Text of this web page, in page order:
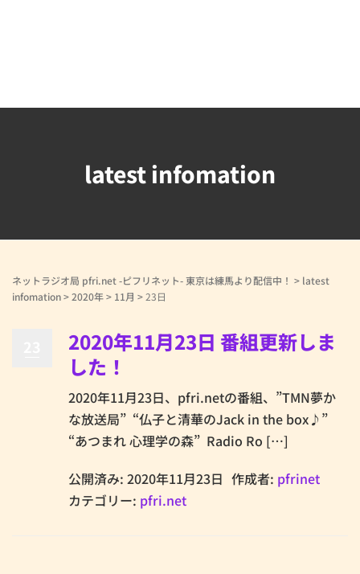
latest infomation
ネットラジオ局 pfri.net -ピフリネット- 東京は練馬より配信中！ > latest
infomation>2020年> 11月 >23日
2020年11月23日 番組更新しま
した！
2020年11月23日、pfri.netの番組、”TMN夢か
な放送局” “仏子と清華のJack in the box♪”
“あつまれ 心理学の森” Radio Ro […]
公開済み: 2020年11月23日 作成者: pfrinet
カテゴリー: pfri.net